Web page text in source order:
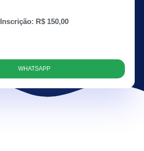
Inscrição: R$ 150,00
WHATSAPP